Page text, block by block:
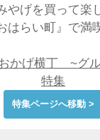
やげを買って楽
はらい町』で満
かげ横丁 ~グ
特集
特集ページへ移動 >